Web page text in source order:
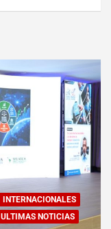
INTERNACIONALES
ULTIMAS NOTICIAS